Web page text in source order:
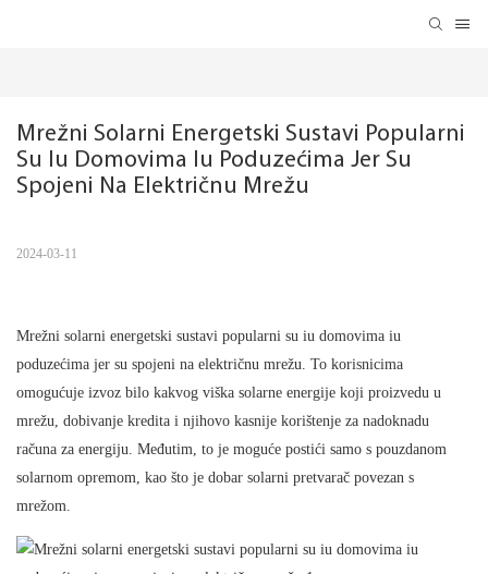
Mrežni Solarni Energetski Sustavi Popularni
Su Iu Domovima Iu Poduzećima Jer Su
Spojeni Na Električnu Mrežu
2024-03-11
Mrežni solarni energetski sustavi popularni su iu domovima iu
poduzećima jer su spojeni na električnu mrežu. To korisnicima
omogućuje izvoz bilo kakvog viška solarne energije koji proizvedu u
mrežu, dobivanje kredita i njihovo kasnije korištenje za nadoknadu
računa za energiju. Međutim, to je moguće postići samo s pouzdanom
solarnom opremom, kao što je dobar solarni pretvarač povezan s
mrežom.